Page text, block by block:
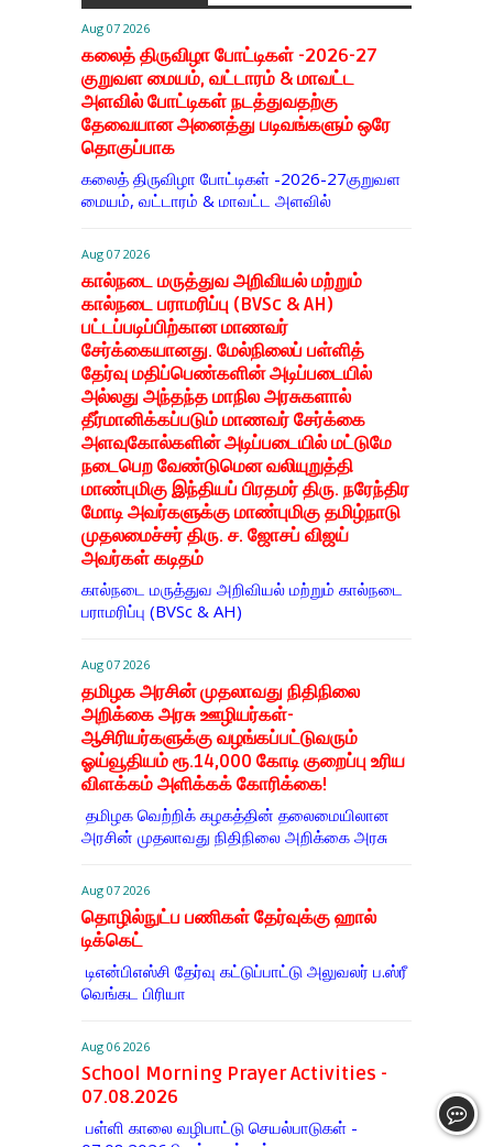
Aug 07 2026
கலைத் திருவிழா போட்டிகள் -2026-27
குறுவள மையம், வட்டாரம் & மாவட்ட
அளவில் போட்டிகள் நடத்துவதற்கு
தேவையான அனைத்து படிவங்களும் ஒரே
தொகுப்பாக
கலைத் திருவிழா போட்டிகள் -2026-27குறுவள
மையம், வட்டாரம் & மாவட்ட அளவில்
Aug 07 2026
கால்நடை மருத்துவ அறிவியல் மற்றும்
கால்நடை பராமரிப்பு (BVSc & AH)
பட்டப்படிப்பிற்கான மாணவர்
சேர்க்கையானது. மேல்நிலைப் பள்ளித்
தேர்வு மதிப்பெண்களின் அடிப்படையில்
அல்லது அந்தந்த மாநில அரசுகளால்
தீர்மானிக்கப்படும் மாணவர் சேர்க்கை
அளவுகோல்களின் அடிப்படையில் மட்டுமே
நடைபெற வேண்டுமென வலியுறுத்தி
மாண்புமிகு இந்தியப் பிரதமர் திரு. நரேந்திர
மோடி அவர்களுக்கு மாண்புமிகு தமிழ்நாடு
முதலமைச்சர் திரு. ச. ஜோசப் விஜய்
அவர்கள் கடிதம்
கால்நடை மருத்துவ அறிவியல் மற்றும் கால்நடை
பராமரிப்பு (BVSc & AH)
Aug 07 2026
தமிழக அரசின் முதலாவது நிதிநிலை
அறிக்கை அரசு ஊழியர்கள்-
ஆசிரியர்களுக்கு வழங்கப்பட்டுவரும்
ஓய்வூதியம் ரூ.14,000 கோடி குறைப்பு உரிய
விளக்கம் அளிக்கக் கோரிக்கை!
தமிழக வெற்றிக் கழகத்தின் தலைமையிலான
அரசின் முதலாவது நிதிநிலை அறிக்கை அரசு
Aug 07 2026
தொழில்நுட்ப பணிகள் தேர்வுக்கு ஹால் ​
டிக்கெட்
டிஎன்​பிஎஸ்சி தேர்வு கட்​டுப்​பாட்டு அலு​வலர் ப.ஸ்ரீ
வெங்கட பிரியா
Aug 06 2026
School Morning Prayer Activities -
07.08.2026
பள்ளி காலை வழிபாட்டு செயல்பாடுகள் -